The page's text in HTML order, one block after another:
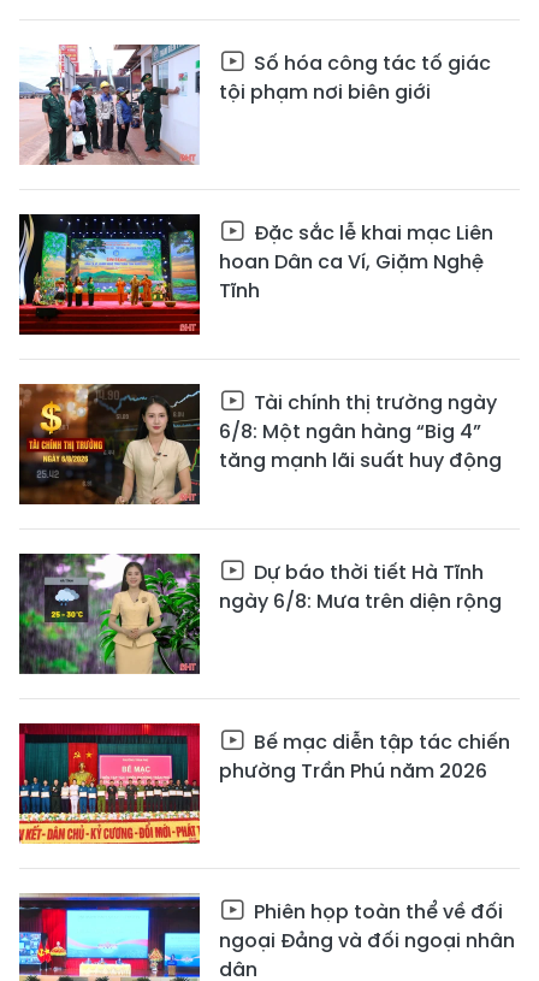
Số hóa công tác tố giác
tội phạm nơi biên giới
Đặc sắc lễ khai mạc Liên
hoan Dân ca Ví, Giặm Nghệ
Tĩnh
Tài chính thị trường ngày
6/8: Một ngân hàng “Big 4”
tăng mạnh lãi suất huy động
Dự báo thời tiết Hà Tĩnh
ngày 6/8: Mưa trên diện rộng
Bế mạc diễn tập tác chiến
phường Trần Phú năm 2026
Phiên họp toàn thể về đối
ngoại Đảng và đối ngoại nhân
dân